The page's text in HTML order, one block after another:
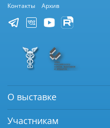
Контакты
Архив
О выставке
Участникам